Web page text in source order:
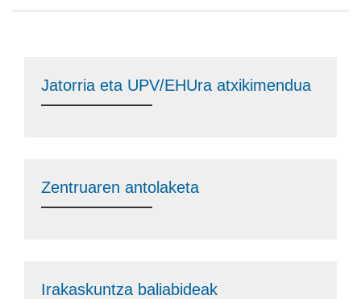
Jatorria eta UPV/EHUra atxikimendua
Zentruaren antolaketa
Irakaskuntza baliabideak